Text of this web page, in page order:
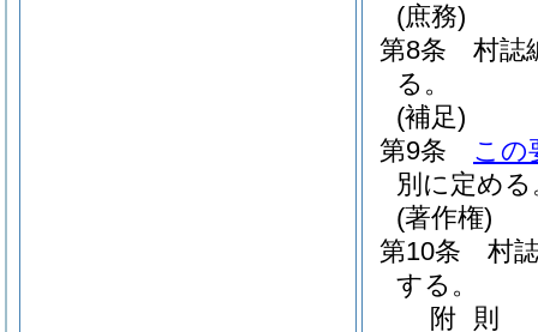
(庶務)
第8条
村誌
る。
(補足)
第9条
この
別に定める
(著作権)
第10条
村
する。
附 則